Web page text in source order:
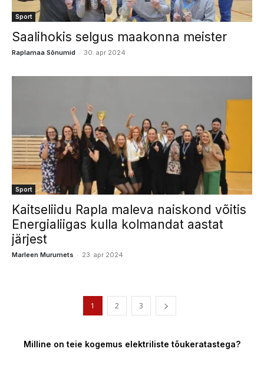
Sport
Saalihokis selgus maakonna meister
Raplamaa Sõnumid - 30. apr 2024
Sport
Kaitseliidu Rapla maleva naiskond võitis
Energialiigas kulla kolmandat aastat
järjest
Marleen Murumets - 23. apr 2024
1 2 3
Milline on teie kogemus elektriliste tõukeratastega?